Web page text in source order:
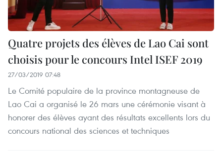
Quatre projets des élèves de Lao Cai sont
choisis pour le concours Intel ISEF 2019
27/03/2019 07:48
Le Comité populaire de la province montagneuse de
Lao Cai a organisé le 26 mars une cérémonie visant à
honorer des élèves ayant des résultats excellents lors du
concours national des sciences et techniques